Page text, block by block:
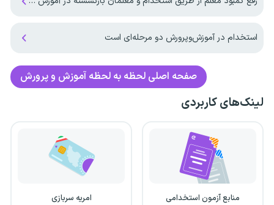
استخدام در آموزش‌و‌پرورش دو مرحله‌ای است
صفحه اصلی لحظه به لحظه آموزش و پرورش
لینک‌های کاربردی
منابع آزمون استخدامی امریه سربازی